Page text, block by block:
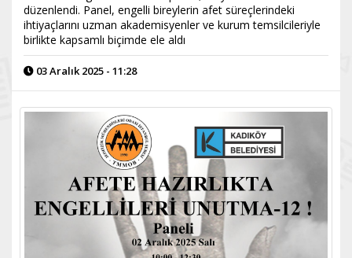
düzenlendi. Panel, engelli bireylerin afet süreçlerindeki
ihtiyaçlarını uzman akademisyenler ve kurum temsilcileriyle
birlikte kapsamlı biçimde ele aldı
03 Aralık 2025 - 11:28